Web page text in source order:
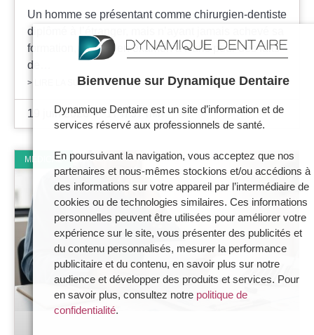
Un homme se présentant comme chirurgien-dentiste
diplômé à l’étranger, mais n’ayant jamais achevé sa
formation, est mis en examen à Paris pour des faits
de…
> LIRE LA SUITE
19 juin 2026 17 h 37 min
MÉDICAL
Bienvenue sur Dynamique Dentaire
Dynamique Dentaire est un site d’information et de
services réservé aux professionnels de santé.
En poursuivant la navigation, vous acceptez que nos
partenaires et nous-mêmes stockions et/ou accédions à
des informations sur votre appareil par l’intermédiaire de
cookies ou de technologies similaires. Ces informations
personnelles peuvent être utilisées pour améliorer votre
expérience sur le site, vous présenter des publicités et
du contenu personnalisés, mesurer la performance
publicitaire et du contenu, en savoir plus sur notre
audience et développer des produits et services. Pour
en savoir plus, consultez notre politique de
confidentialité.